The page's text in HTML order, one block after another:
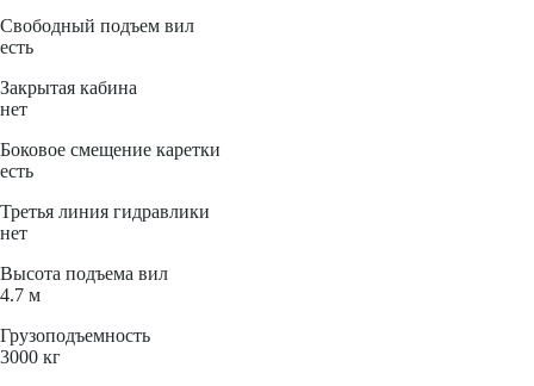
Свободный подъем вил
есть
Закрытая кабина
нет
Боковое смещение каретки
есть
Третья линия гидравлики
нет
Высота подъема вил
4.7 м
Грузоподъемность
3000 кг